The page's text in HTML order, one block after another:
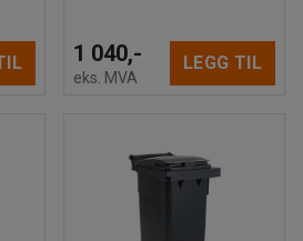
1 040,-
eks. MVA
LEGG TIL